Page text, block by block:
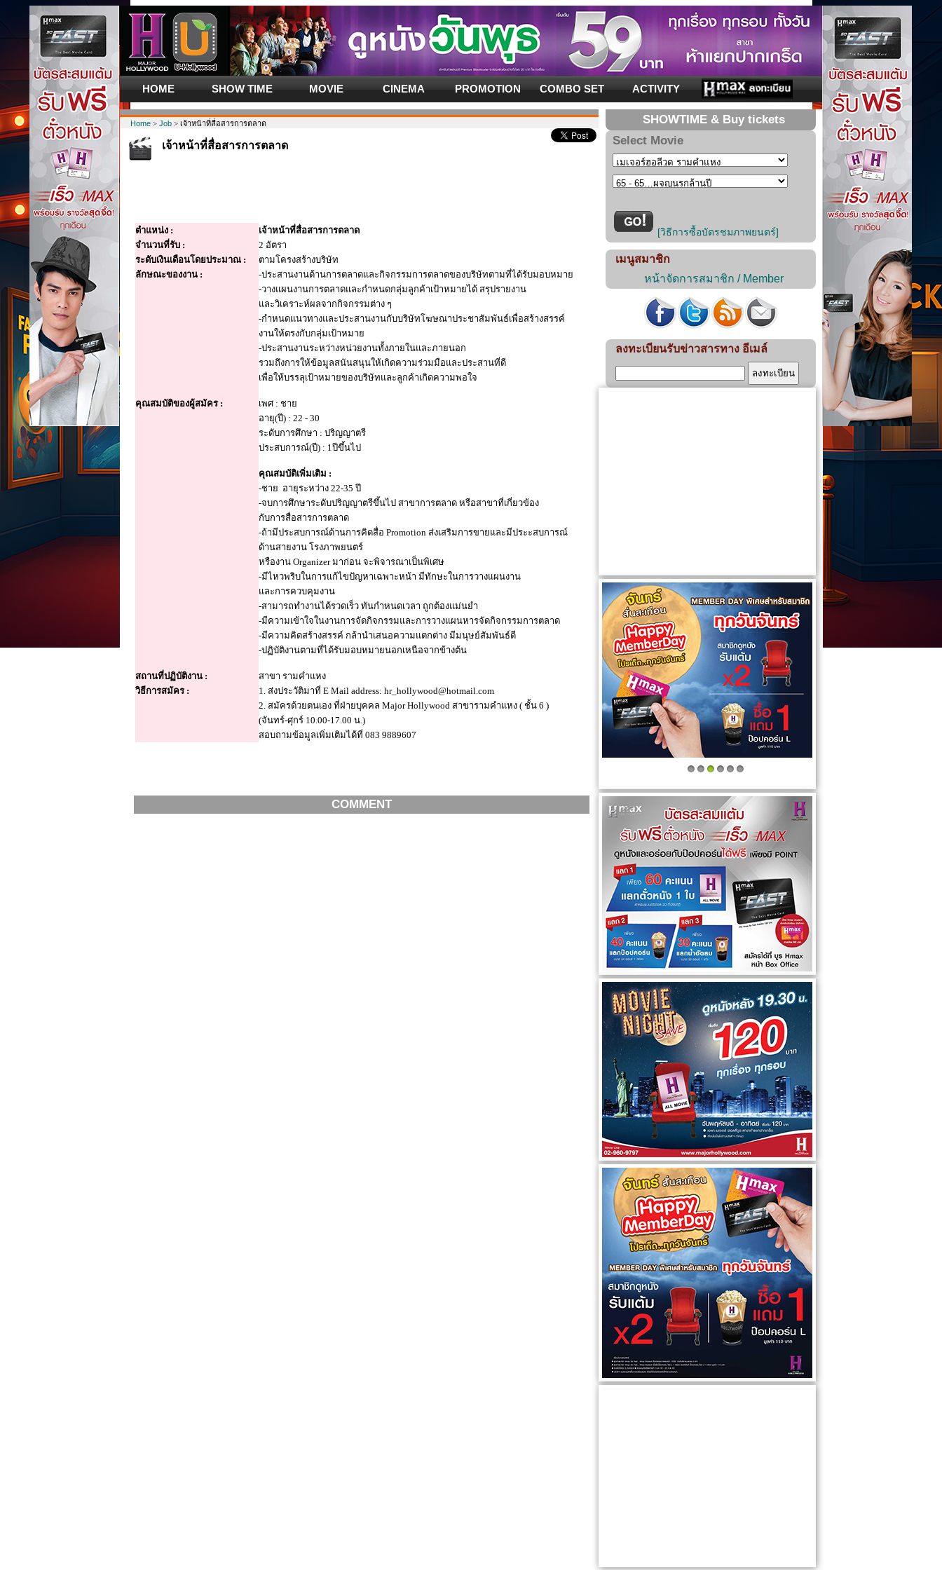
HOME SHOW TIME MOVIE CINEMA PROMOTION COMBO SET ACTIVITY
Home> Job> เจ้าหน้าที่สื่อสารการตลาด
เจ้าหน้าที่สื่อสารการตลาด
ตำแหน่ง :
เจ้าหน้าที่สื่อสารการตลาด
จำนวนที่รับ :
2 อัตรา
ระดับเงินเดือนโดยประมาณ :
ตามโครงสร้างบริษัท
ลักษณะของงาน :
-ประสานงานด้านการตลาดและกิจกรรมการตลาดของบริษัทตามที่ได้รับมอบหมาย
-วางแผนงานการตลาดและกำหนดกลุ่มลูกค้าเป้าหมายได้ สรุปรายงาน
และวิเคราะห์ผลจากกิจกรรมต่าง ๆ
-กำหนดแนวทางและประสานงานกับบริษัทโฆษณาประชาสัมพันธ์เพื่อสร้างสรรค์
งานให้ตรงกับกลุ่มเป้าหมาย
-ประสานงานระหว่างหน่วยงานทั้งภายในและภายนอก
รวมถึงการให้ข้อมูลสนันสนุนให้เกิดความร่วมมือและประสานที่ดี
เพื่อให้บรรลุเป้าหมายของบริษัทและลูกค้าเกิดความพอใจ
คุณสมบัติของผู้สมัคร :
เพศ : ชาย
อายุ(ปี) : 22 - 30
ระดับการศึกษา : ปริญญาตรี
ประสบการณ์(ปี) : 1ปีขึ้นไป
คุณสมบัติเพิ่มเติม :
-ชาย อายุระหว่าง 22-35 ปี
-จบการศึกษาระดับปริญญาตรีขึ้นไป สาขาการตลาด หรือสาขาที่เกี่ยวข้อง
กับการสื่อสารการตลาด
-ถ้ามีประสบการณ์ด้านการคิดสื่อ Promotion ส่งเสริมการขายและมีประะสบการณ์
ด้านสายงาน โรงภาพยนตร์
หรืองาน Organizer มาก่อน จะพิจารณาเป็นพิเศษ
-มีไหวพริบในการแก้ไขปัญหาเฉพาะหน้า มีทักษะในการวางแผนงาน
และการควบคุมงาน
-สามารถทำงานได้รวดเร็ว ทันกำหนดเวลา ถูกต้องแม่นยำ
-มีความเข้าใจในงานการจัดกิจกรรมและการวางแผนหารจัดกิจกรรมการตลาด
-มีความคิดสร้างสรรค์ กล้านำเสนอความแตกต่าง มีมนุษย์สัมพันธ์ดี
-ปฏิบัติงานตามที่ได้รับมอบหมายนอกเหนือจากข้างต้น
สถานที่ปฏิบัติงาน :
สาขา รามคำแหง
วิธีการสมัคร :
1. ส่งประวัติมาที่ E Mail address: hr_hollywood@hotmail.com
2. สมัครด้วยตนเอง ที่ฝ่ายบุคคล Major Hollywood สาขารามคำแหง ( ชั้น 6 )
(จันทร์-ศุกร์ 10.00-17.00 น.)
สอบถามข้อมูลเพิ่มเติมได้ที่ 083 9889607
COMMENT
SHOWTIME & Buy tickets
Select Movie
[วิธีการซื้อบัตรชมภาพยนตร์]
เมนูสมาชิก
หน้าจัดการสมาชิก / Member
ลงทะเบียนรับข่าวสารทาง อีเมล์